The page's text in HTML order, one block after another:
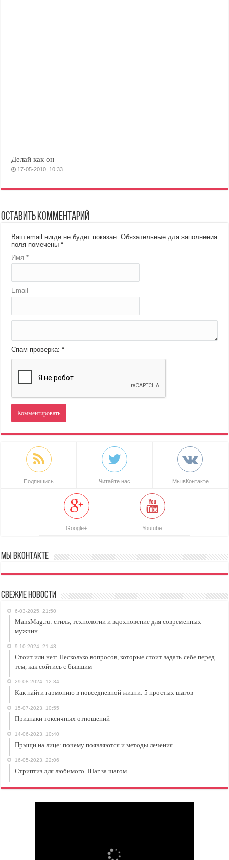
Делай как он
17-05-2010, 10:33
Оставить комментарий
Ваш email нигде не будет показан. Обязательные для заполнения
поля помечены*
Имя*
Email
Спам проверка:*
Подпишись Читайте нас Мы вКонтакте
Google+ Youtube
Мы ВКонтакте
Свежие новости
6-03-2025, 21:50
MansMag.ru: стиль, технологии и вдохновение для современных
мужчин
9-10-2024, 21:43
Стоит или нет: Несколько вопросов, которые стоит задать себе перед
тем, как сойтись с бывшим
29-08-2024, 12:34
Как найти гармонию в повседневной жизни: 5 простых шагов
15-07-2023, 10:55
Признаки токсичных отношений
14-06-2023, 10:40
Прыщи на лице: почему появляются и методы лечения
16-05-2023, 22:06
Стриптиз для любимого. Шаг за шагом